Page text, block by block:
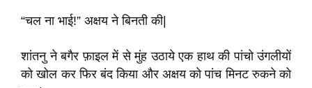
“चल ना भाई!” अक्षय ने बिनती की|
शांतनु ने बगैर फ़ाइल में से मुंह उठाये एक हाथ की पांचो उंगलीयों
को खोल कर फिर बंद किया और अक्षय को पांच मिनट रुकने को